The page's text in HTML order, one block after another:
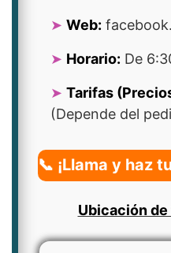
Web:
Horario: De
Tarifas
(Depende del
📞 ¡Llama y haz
Ubicación